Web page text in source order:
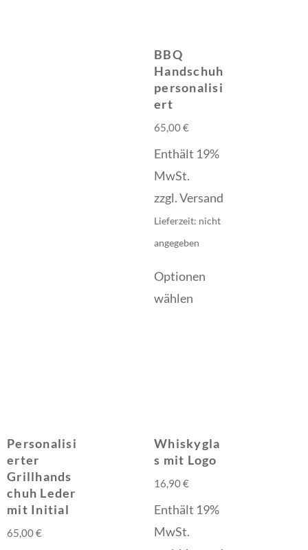
BBQ
Handschuh
personalisi
ert
65,00€
Enthält 19%
MwSt.
zzgl.Versand
Lieferzeit: nicht
angegeben
Optionen
wählen
Personalisi
erter
Grillhands
chuh Leder
mit Initial
65,00€
Whiskygla
s mit Logo
16,90€
Enthält 19%
MwSt.